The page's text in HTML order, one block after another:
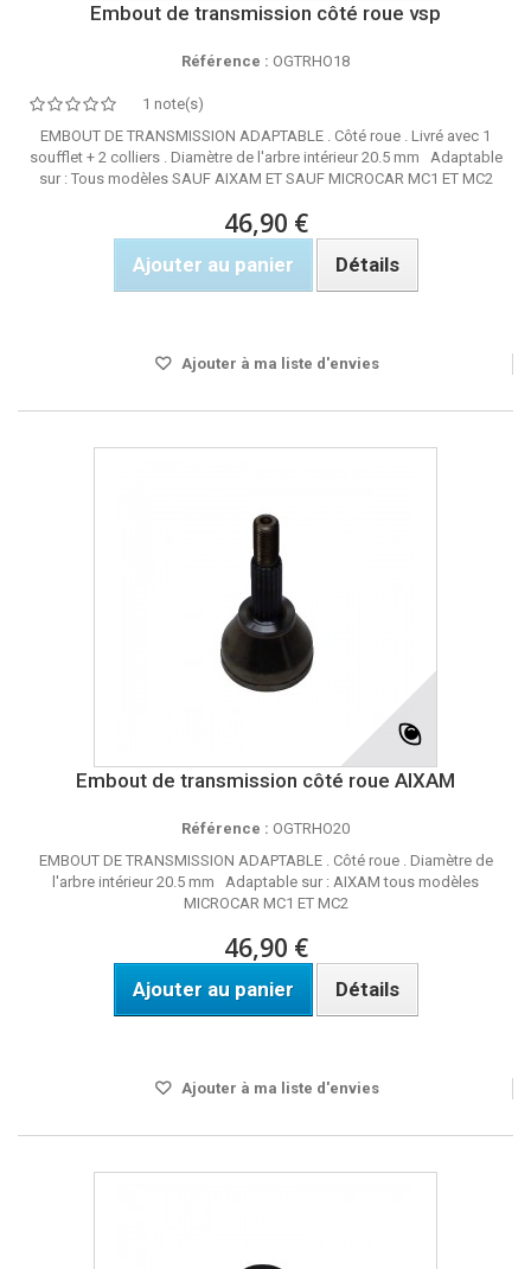
Embout de transmission côté roue vsp
Référence : OGTRHO18
1 note(s)
EMBOUT DE TRANSMISSION ADAPTABLE . Côté roue . Livré avec 1
soufflet + 2 colliers . Diamètre de l'arbre intérieur 20.5 mm Adaptable
sur : Tous modèles SAUF AIXAM ET SAUF MICROCAR MC1 ET MC2
46,90 €
Ajouter au panier Détails
Ajouter à ma liste d'envies
Embout de transmission côté roue AIXAM
Référence : OGTRHO20
EMBOUT DE TRANSMISSION ADAPTABLE . Côté roue . Diamètre de
l'arbre intérieur 20.5 mm Adaptable sur : AIXAM tous modèles
MICROCAR MC1 ET MC2
46,90 €
Ajouter au panier Détails
Ajouter à ma liste d'envies